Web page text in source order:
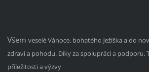
Všem veselé Vánoce, bohatého Ježíška a do
zdraví a pohodu. Díky za spolupráci a podporu.
příležitosti a výzvy